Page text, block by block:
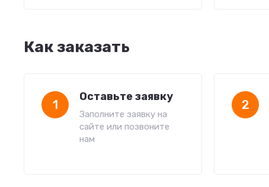
Как заказать
1
Оставьте заявку
Заполните заявку на
сайте или позвоните
нам
2